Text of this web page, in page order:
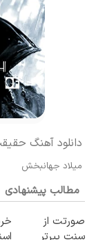
دانلود آهنگ
میلاد جهانبخش
مطالب پیشنهادی
صورتت از